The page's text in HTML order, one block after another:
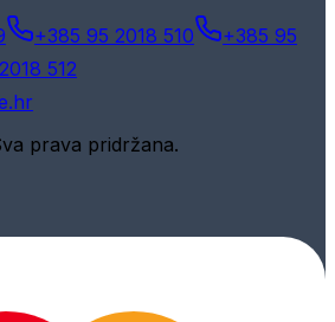
+385 95 2018 510
+385 95
512
prava pridržana.